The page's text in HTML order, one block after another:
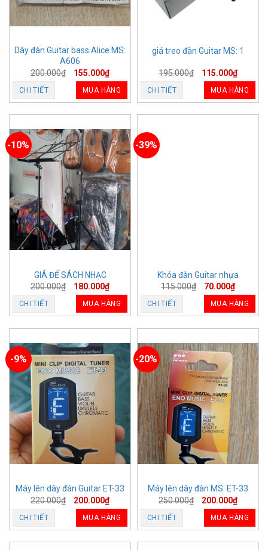
Dây đàn Guitar bass Alice MS:
A606
200.000₫ 155.000₫
CHI TIẾT MUA HÀNG
giá treo đàn Guitar MS: 1
195.000₫ 115.000₫
CHI TIẾT MUA HÀNG
-10%
GIÁ ĐỂ SÁCH NHẠC
200.000₫ 180.000₫
CHI TIẾT MUA HÀNG
-39%
Khóa đàn Guitar nhựa
115.000₫ 70.000₫
CHI TIẾT MUA HÀNG
-9%
Máy lên dây đàn Guitar ET-33
220.000₫ 200.000₫
CHI TIẾT MUA HÀNG
-20%
Máy lên dây đàn MS: ET-33
250.000₫ 200.000₫
CHI TIẾT MUA HÀNG